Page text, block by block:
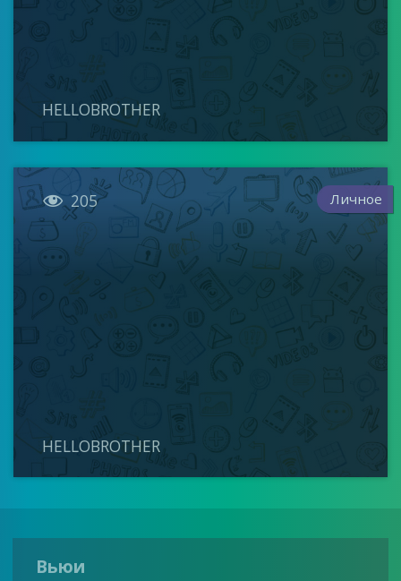
HELLOBROTHER
 205 Личное
HELLOBROTHER
Вьюи